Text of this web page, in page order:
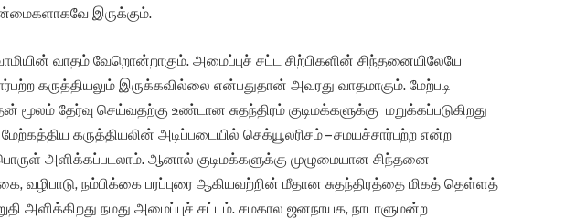
இருக்கும்.
வாதம் வேறொன்றாகும். அமைப்புச் சட்ட சிற்பிகளின் சிந்தனையிலேயே
கருத்தியலும் இருக்கவில்லை என்பதுதான் அவரது வாதமாகும். மேற்படி
தேர்வு செய்வதற்கு உண்டான சுதந்திரம் குடிமக்களுக்கு மறுக்கப்படுகிறது
கருத்தியலின் அடிப்படையில் செக்யூலரிசம் – சமயச்சார்பற்ற என்ற
அளிக்கப்படலாம். ஆனால் குடிமக்களுக்கு முழுமையான சிந்தனை
வழிபாடு, நம்பிக்கை பரப்புரை ஆகியவற்றின் மீதான சுதந்திரத்தை மிகத் தெள்ளத்
அளிக்கிறது நமது அமைப்புச் சட்டம். சமகால ஜனநாயக, நாடாளுமன்ற